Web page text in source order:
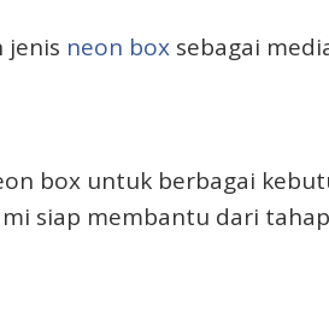
jenis neon box sebagai
box untuk berbagai
siap membantu dari